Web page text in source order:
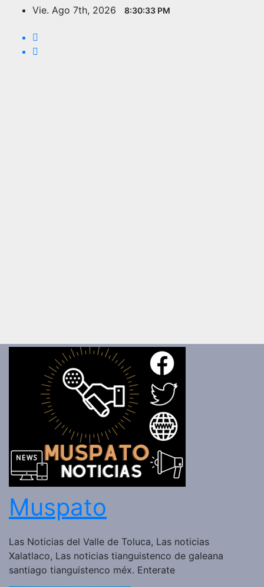
Saltar
contenido
Vie. Ago 7th, 2026 8:30:34 PM
Muspato
Las Noticias del Valle de Toluca, Las noticias
Xalatlaco, Las noticias tianguistenco de galeana
santiago tianguistenco méx. Enterate